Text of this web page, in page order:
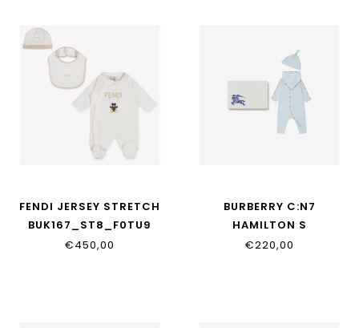
FENDI JERSEY STRETCH
BUK167_ST8_F0TU9
€450,00
BURBERRY C:N7
HAMILTON S
SET:122125:A2165
€220,00